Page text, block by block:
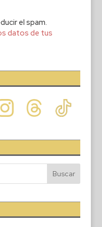
el spam.
datos de tus